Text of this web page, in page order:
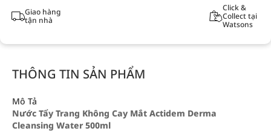
Giao hàng
tận nhà
Click &
Collect tại
Watsons
THÔNG TIN SẢN PHẨM
Mô Tả
Nước Tẩy Trang Không Cay Mắt Actidem Derma
Cleansing Water 500ml